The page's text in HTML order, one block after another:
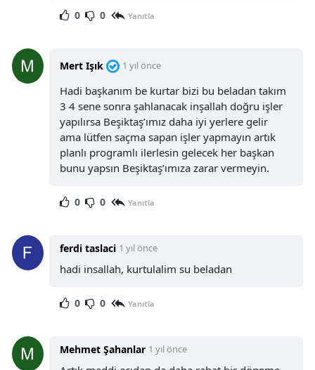
0 0 Yanıtla
Mert Işık 1 yıl önce
Hadi başkanım be kurtar bizi bu beladan takım
3 4 sene sonra şahlanacak inşallah doğru işler
yapılırsa Beşiktaş’ımız daha iyi yerlere gelir
ama lütfen saçma sapan işler yapmayın artık
planlı programlı ilerlesin gelecek her başkan
bunu yapsın Beşiktaş’ımıza zarar vermeyin.
0 0 Yanıtla
ferdi taslaci 1 yıl önce
hadi insallah, kurtulalim su beladan
0 0 Yanıtla
Mehmet Şahanlar 1 yıl önce